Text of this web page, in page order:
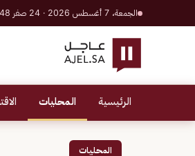
الجمعة، 7 أغسطس 2026 · 24 صفر 1448 هـ
الرئيسية المحليات
المحليات